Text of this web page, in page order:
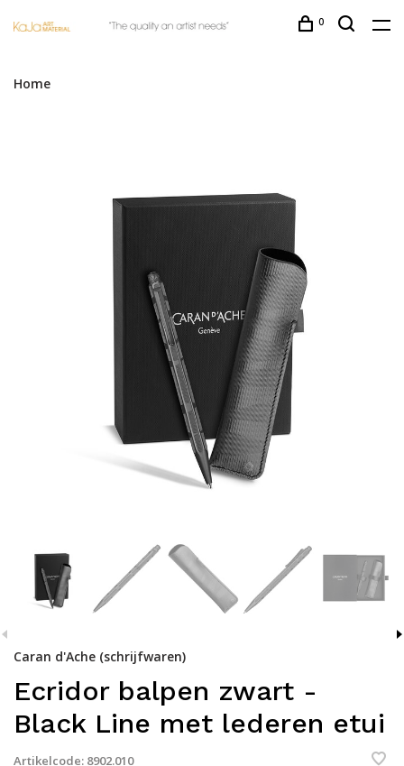
0
Home
Caran d'Ache (schrijfwaren)
Ecridor balpen zwart -
Black Line met lederen etui
Artikelcode: 8902.010